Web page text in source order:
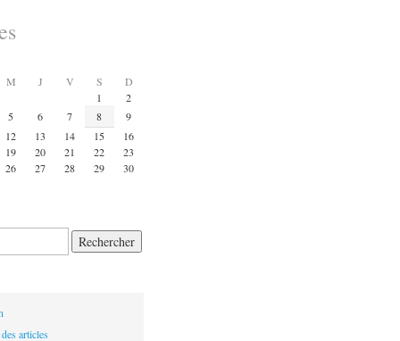
M J V S D
1
2
5 6 7 8
9
12 13 14 15
16
19 20 21 22
23
26 27 28 29
30
des articles